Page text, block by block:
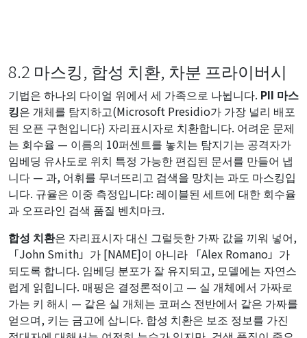
8.2 마스킹, 합성 치환, 차분 프라이버시
기법은 하나의 다이얼 위에서 세 가족으로 나뉩니다. PII 마스
킹은 개체를 탐지하고(Microsoft Presidio가 가장 널리 배포
된 오픈 구현입니다) 자리표시자로 치환합니다. 어려운 문제
는 회수율 — 이름의 10퍼센트를 놓치는 탐지기는 공격자가
임베딩 유사도로 위치 특정 가능한 편집된 문서를 만들어 냅
니다 — 과, 어휘를 무너뜨리고 검색을 망치는 과도 마스킹입
니다. 규율은 이중 측정입니다: 레이블된 세트에 대한 회수율
과 오프라인 검색 품질 벤치마크.
합성 치환은 자리표시자 대신 그럴듯한 가짜 값을 끼워 넣어,
「John Smith」가 [NAME]이 아니라 「Alex Romano」가
되도록 합니다. 임베딩 분포가 잘 유지되고, 모델에는 자연스
럽게 읽힙니다. 매핑은 결정론적이고 — 실 개체에서 가짜로
가는 키 해시 — 같은 실 개체는 코퍼스 전반에서 같은 가짜를
얻으며, 키는 금고에 삽니다. 합성 치환은 보조 정보를 가진